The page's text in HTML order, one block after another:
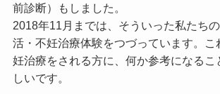
前診断）もしました。
2018年11月までは、そういった私たち
活・不妊治療体験をつづっています。こ
妊治療をされる方に、何か参考になるこ
しいです。